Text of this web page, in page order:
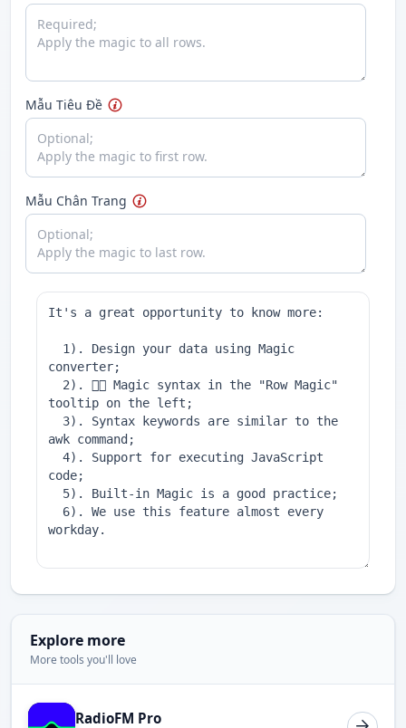
Mẫu Tiêu Đề
Mẫu Chân Trang
Explore more
More tools you'll love
RadioFM Pro